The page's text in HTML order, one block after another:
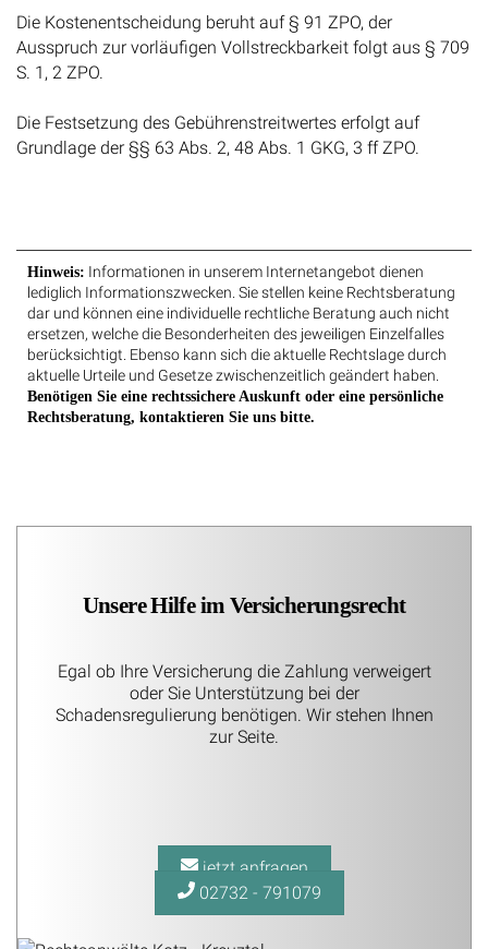
Die Kostenentscheidung beruht auf § 91 ZPO, der
Ausspruch zur vorläufigen Vollstreckbarkeit folgt aus § 709
S. 1, 2 ZPO.
Die Festsetzung des Gebührenstreitwertes erfolgt auf
Grundlage der §§ 63 Abs. 2, 48 Abs. 1 GKG, 3 ff ZPO.
Hinweis: Informationen in unserem Internetangebot dienen
lediglich Informationszwecken. Sie stellen keine Rechtsberatung
dar und können eine individuelle rechtliche Beratung auch nicht
ersetzen, welche die Besonderheiten des jeweiligen Einzelfalles
berücksichtigt. Ebenso kann sich die aktuelle Rechtslage durch
aktuelle Urteile und Gesetze zwischenzeitlich geändert haben.
Benötigen Sie eine rechtssichere Auskunft oder eine persönliche
Rechtsberatung, kontaktieren Sie uns bitte.
Unsere Hilfe im Versicherungsrecht
Egal ob Ihre Versicherung die Zahlung verweigert
oder Sie Unterstützung bei der
Schadensregulierung benötigen. Wir stehen Ihnen
zur Seite.
jetzt anfragen
02732 - 791079